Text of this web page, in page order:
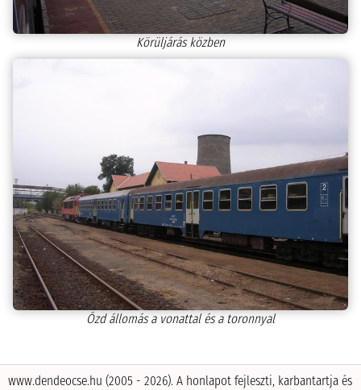
Körüljárás közben
Ózd állomás a vonattal és a toronnyal
www.dendeocse.hu (2005 - 2026). A honlapot fejleszti, karbantartja és